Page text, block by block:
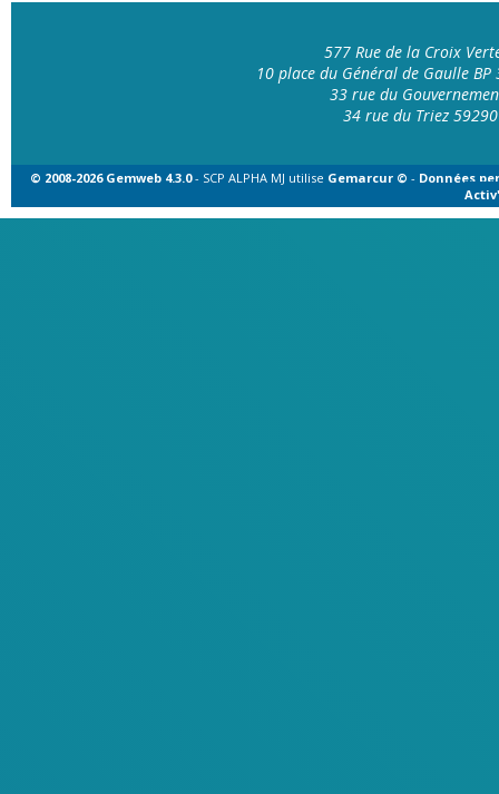
577 Rue de la Croix
10 place du Général de Gaulle BP
33 rue du
34 rue du Triez 59290
© 2008-2026 Gemweb 4.3.0- SCP ALPHA MJ utilise Gemarcur © - Données